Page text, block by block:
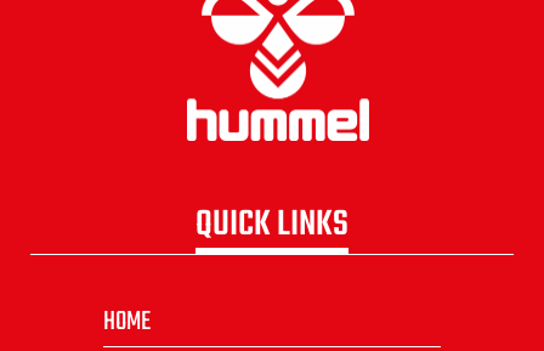
QUICK LINKS
HOME